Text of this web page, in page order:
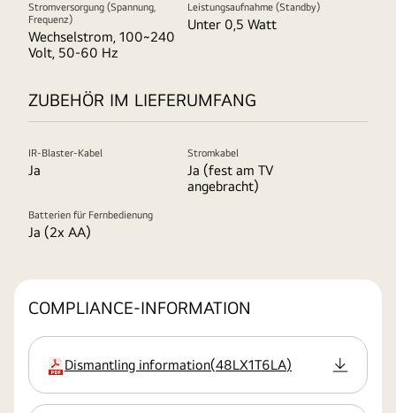
Stromversorgung (Spannung,
Frequenz)
Wechselstrom, 100~240
Volt, 50-60 Hz
Leistungsaufnahme (Standby)
Unter 0,5 Watt
ZUBEHÖR IM LIEFERUMFANG
IR-Blaster-Kabel
Ja
Stromkabel
Ja (fest am TV
angebracht)
Batterien für Fernbedienung
Ja (2x AA)
COMPLIANCE-INFORMATION
Erweiterung
Dismantling information(48LX1T6LA)